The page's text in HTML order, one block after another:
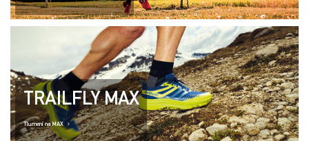
TRAILFLY MAX
Tlumení na MAX